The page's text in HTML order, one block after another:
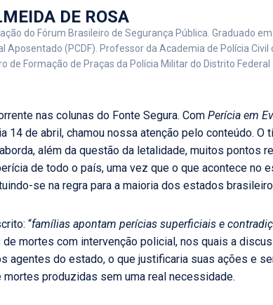
DE ROSA
do Fórum Brasileiro de Segurança Pública. Graduado
Aposentado (PCDF). Professor da Academia de Polícia
de Formação de Praças da Polícia Militar do Distrito Federal
nas colunas do Fonte Segura. Com Perícia em
14 de abril, chamou nossa atenção pelo conteúdo. O
aborda, além da questão da letalidade, muitos pontos
de todo o país, uma vez que o que acontece no
se na regra para a maioria dos estados
“famílias apontam perícias superficiais e
mortes com intervenção policial, nos quais a
agentes do estado, o que justificaria suas ações e
produzidas sem uma real necessidade.